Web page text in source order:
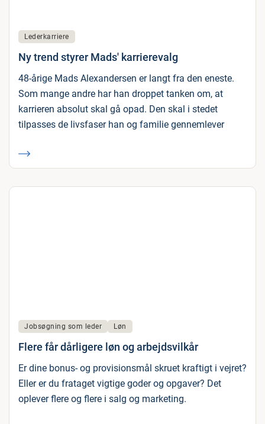
Lederkarriere
Ny trend styrer Mads' karrierevalg
48-årige Mads Alexandersen er langt fra den eneste.
Som mange andre har han droppet tanken om, at
karrieren absolut skal gå opad. Den skal i stedet
tilpasses de livsfaser han og familie gennemlever
Jobsøgning som leder Løn
Flere får dårligere løn og arbejdsvilkår
Er dine bonus- og provisionsmål skruet kraftigt i vejret?
Eller er du frataget vigtige goder og opgaver? Det
oplever flere og flere i salg og marketing.